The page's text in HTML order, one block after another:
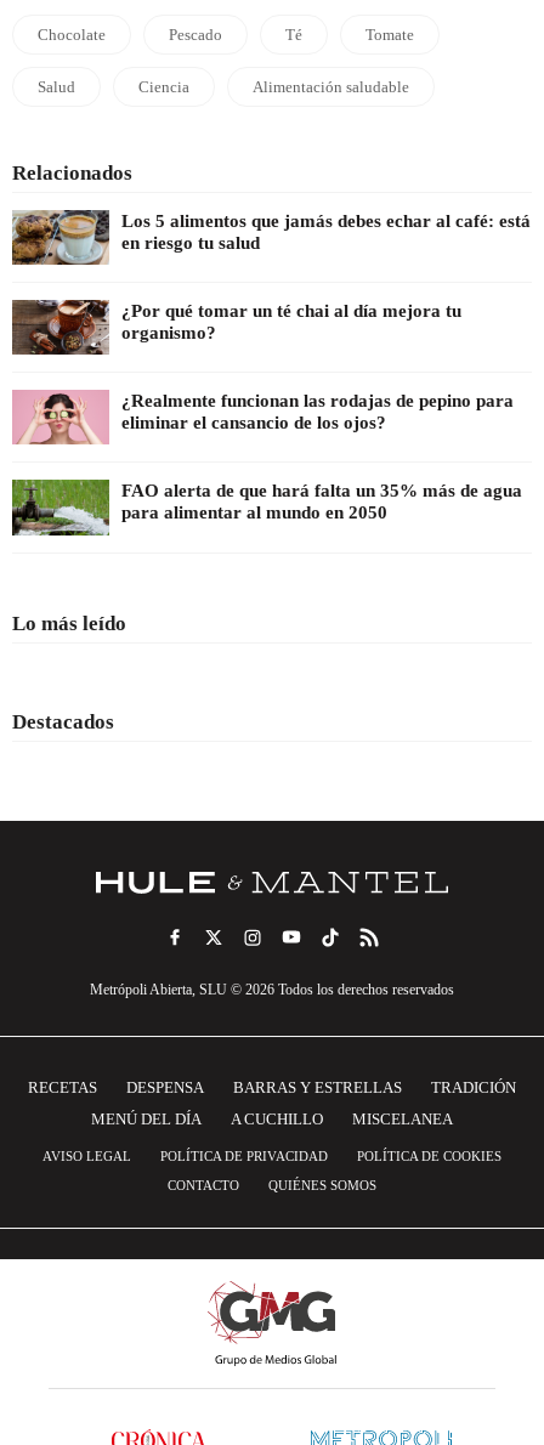
Chocolate Pescado Té Tomate
Salud Ciencia Alimentación saludable
Relacionados
Los 5 alimentos que jamás debes echar al café: está
en riesgo tu salud
¿Por qué tomar un té chai al día mejora tu
organismo?
¿Realmente funcionan las rodajas de pepino para
eliminar el cansancio de los ojos?
FAO alerta de que hará falta un 35% más de agua
para alimentar al mundo en 2050
Lo más leído
Destacados
Metrópoli Abierta, SLU © 2026 Todos los derechos reservados
RECETAS DESPENSA BARRAS Y ESTRELLAS
TRADICIÓN
MENÚ DEL DÍA
A CUCHILLO MISCELANEA
AVISO LEGAL POLÍTICA DE PRIVACIDAD
POLÍTICA DE COOKIES
CONTACTO
QUIÉNES SOMOS